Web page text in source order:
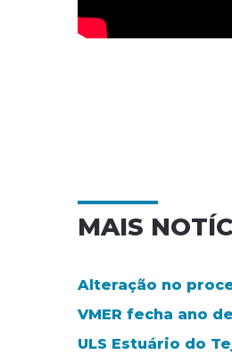
MAIS
Alteração no
VMER fecha ano
ULS Estuário do